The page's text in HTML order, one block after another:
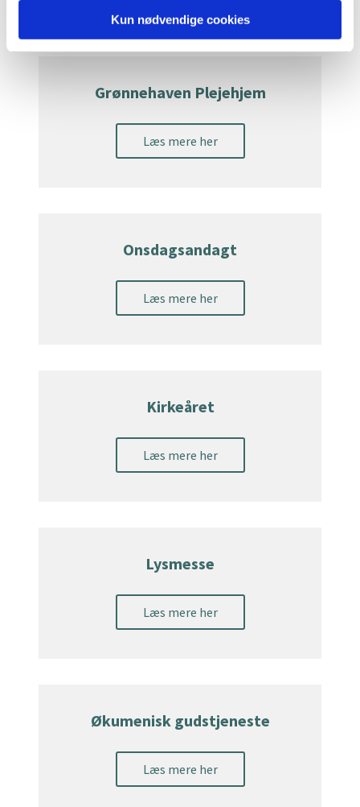
Kun nødvendige cookies
Grønnehaven Plejehjem
Læs mere her
Onsdagsandagt
Læs mere her
Kirkeåret
Læs mere her
Lysmesse
Læs mere her
Økumenisk gudstjeneste
Læs mere her